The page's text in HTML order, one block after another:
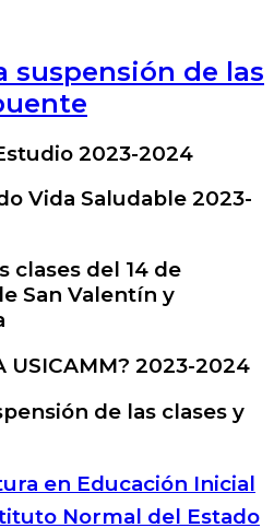
suspensión de las
2023-2024
Vida Saludable 2023-
clases del 14 de
San Valentín y
USICAMM? 2023-2024
de las clases y
en Educación Inicial
Normal del Estado